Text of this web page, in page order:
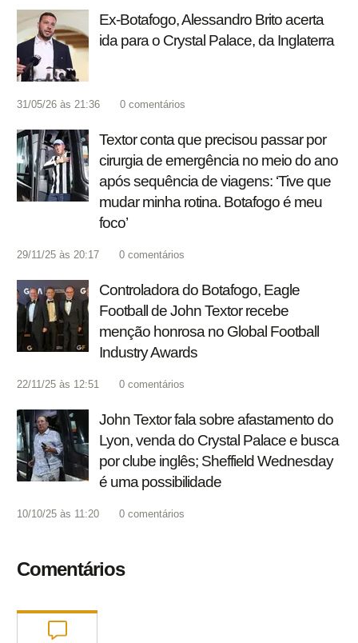
Ex-Botafogo, Alessandro Brito acerta
ida para o Crystal Palace, da Inglaterra
31/05/26 às 21:36 0 comentários
Textor conta que precisou passar por
cirurgia de emergência no meio do ano
após sequência de viagens: ‘Tive que
mudar minha rotina. Botafogo é meu
foco’
29/11/25 às 20:17 0 comentários
Controladora do Botafogo, Eagle
Football de John Textor recebe
menção honrosa no Global Football
Industry Awards
22/11/25 às 12:51 0 comentários
John Textor fala sobre afastamento do
Lyon, venda do Crystal Palace e busca
por clube inglês; Sheffield Wednesday
é uma possibilidade
10/10/25 às 11:20 0 comentários
Comentários